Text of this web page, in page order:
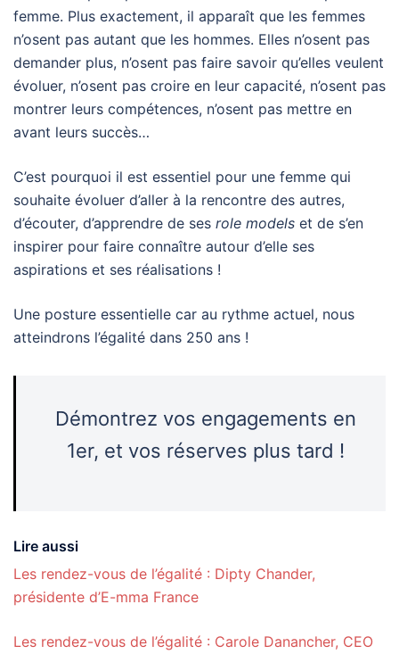
femme. Plus exactement, il apparaît que les femmes
n’osent pas autant que les hommes. Elles n’osent pas
demander plus, n’osent pas faire savoir qu’elles veulent
évoluer, n’osent pas croire en leur capacité, n’osent pas
montrer leurs compétences, n’osent pas mettre en
avant leurs succès…
C’est pourquoi il est essentiel pour une femme qui
souhaite évoluer d’aller à la rencontre des autres,
d’écouter, d’apprendre de ses role models et de s’en
inspirer pour faire connaître autour d’elle ses
aspirations et ses réalisations !
Une posture essentielle car au rythme actuel, nous
atteindrons l’égalité dans 250 ans !
Démontrez vos engagements en
1er, et vos réserves plus tard !
Lire aussi
Les rendez-vous de l’égalité : Dipty Chander,
présidente d’E-mma France
Les rendez-vous de l’égalité : Carole Danancher, CEO